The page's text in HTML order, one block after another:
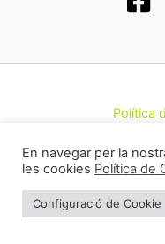
Política
En navegar per la
les cookies Política de
Configuració de Cookie